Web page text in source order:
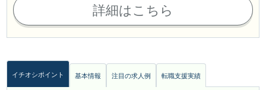
詳細はこちら
イチオシポイント 基本情報 注目の求人例 転職支援実績